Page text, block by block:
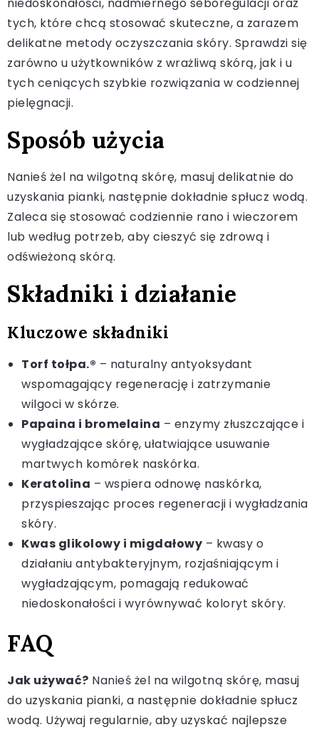
niedoskonałości, nadmiernego seboregulacji oraz
tych, które chcą stosować skuteczne, a zarazem
delikatne metody oczyszczania skóry. Sprawdzi się
zarówno u użytkowników z wrażliwą skórą, jak i u
tych ceniących szybkie rozwiązania w codziennej
pielęgnacji.
Sposób użycia
Nanieś żel na wilgotną skórę, masuj delikatnie do
uzyskania pianki, następnie dokładnie spłucz wodą.
Zaleca się stosować codziennie rano i wieczorem
lub według potrzeb, aby cieszyć się zdrową i
odświeżoną skórą.
Składniki i działanie
Kluczowe składniki
Torf tołpa.® – naturalny antyoksydant
wspomagający regenerację i zatrzymanie
wilgoci w skórze.
Papaina i bromelaina – enzymy złuszczające i
wygładzające skórę, ułatwiające usuwanie
martwych komórek naskórka.
Keratolina – wspiera odnowę naskórka,
przyspieszając proces regeneracji i wygładzania
skóry.
Kwas glikolowy i migdałowy – kwasy o
działaniu antybakteryjnym, rozjaśniającym i
wygładzającym, pomagają redukować
niedoskonałości i wyrównywać koloryt skóry.
FAQ
Jak używać? Nanieś żel na wilgotną skórę, masuj
do uzyskania pianki, a następnie dokładnie spłucz
wodą. Używaj regularnie, aby uzyskać najlepsze